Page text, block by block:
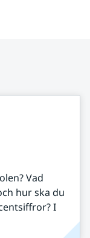
Vad
hur ska du
I